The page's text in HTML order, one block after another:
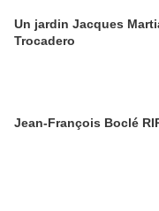
Un jardin Jacques
Trocadero
Jean-François Boclé